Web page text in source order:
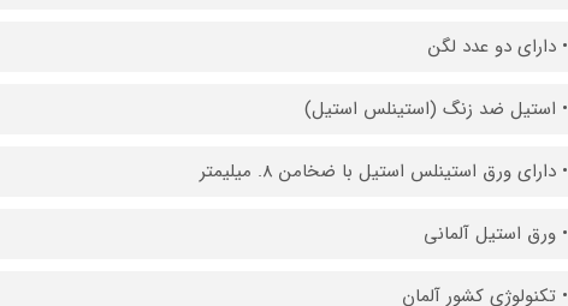
• دارای دو عدد لگن
• استیل ضد زنگ (استینلس استیل)
• دارای ورق استینلس استیل با ضخامن 8. میلیمتر
• ورق استیل آلمانی
• تکنولوژی کشور آلمان